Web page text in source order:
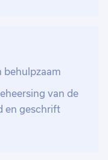
behulpzaam
van de
en geschrift